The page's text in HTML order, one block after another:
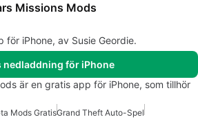
Missions Mods
för iPhone, av Susie Geordie.
nedladdning för iPhone
är en gratis app för iPhone, som tillhör
Mods GratisGrand Theft Auto-Spel